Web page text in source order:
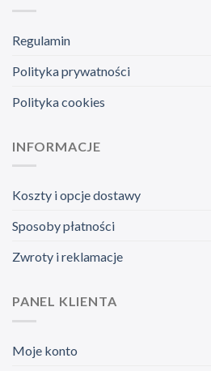
Regulamin
Polityka prywatności
Polityka cookies
INFORMACJE
Koszty i opcje dostawy
Sposoby płatności
Zwroty i reklamacje
PANEL KLIENTA
Moje konto